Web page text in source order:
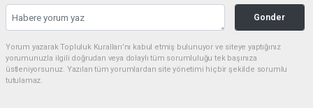
Gonder
Yorum yazarak Topluluk Kuralları’nı kabul etmiş bulunuyor ve siteye yaptığınız
yorumunuzla ilgili doğrudan veya dolaylı tüm sorumluluğu tek başınıza
üstleniyorsunuz. Yazılan tüm yorumlardan site yönetimi hiçbir şekilde sorumlu
tutulamaz.